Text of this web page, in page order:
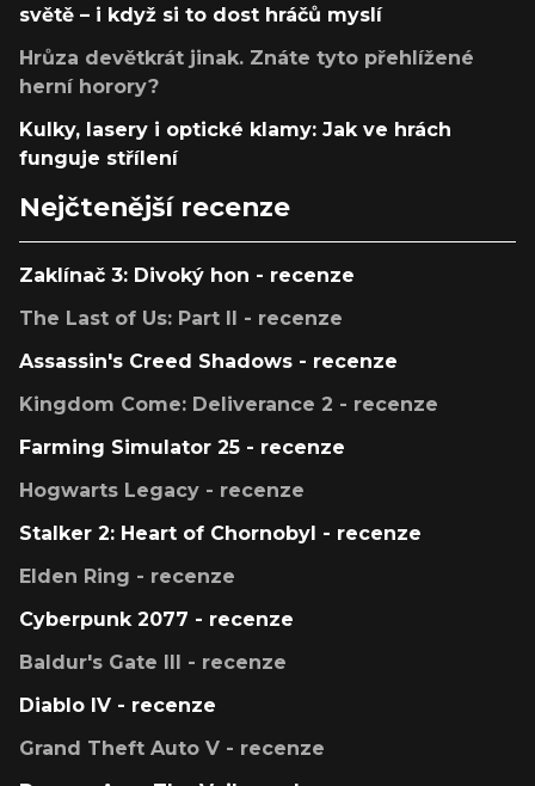
světě – i když si to dost hráčů myslí
Hrůza devětkrát jinak. Znáte tyto přehlížené
herní horory?
Kulky, lasery i optické klamy: Jak ve hrách
funguje střílení
Nejčtenější recenze
Zaklínač 3: Divoký hon - recenze
The Last of Us: Part II - recenze
Assassin's Creed Shadows - recenze
Kingdom Come: Deliverance 2 - recenze
Farming Simulator 25 - recenze
Hogwarts Legacy - recenze
Stalker 2: Heart of Chornobyl - recenze
Elden Ring - recenze
Cyberpunk 2077 - recenze
Baldur's Gate III - recenze
Diablo IV - recenze
Grand Theft Auto V - recenze